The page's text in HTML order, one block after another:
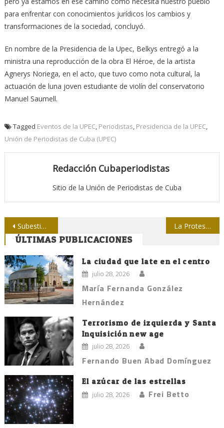
para enfrentar con conocimientos jurídicos los cambios y
transformaciones de la sociedad, concluyó.
En nombre de la Presidencia de la Upec, Belkys entregó a la
ministra una reproducción de la obra El Héroe, de la artista
Agnerys Noriega, en el acto, que tuvo como nota cultural, la
actuación de luna joven estudiante de violín del conservatorio
Manuel Saumell.
Tagged Eventos de la UPEC, Periodistas, Presidencia de la UPEC,
Unión de Periodistas de Cuba (UPEC)
Redacción Cubaperiodistas
Sitio de la Unión de Periodistas de Cuba
Navegación
de
entradas
Subestimar a Trump sería descabellado La Protesta de Baraguá: lo más glorioso de nuestra historia
ÚLTIMAS PUBLICACIONES
La ciudad que late en el centro
julio 28, 2026
María Fernanda González
Hernández
Terrorismo de izquierda y Santa
Inquisición new age
julio 28, 2026
Fernando Buen Abad Domínguez
El azúcar de las estrellas
julio 28, 2026 Frei Betto